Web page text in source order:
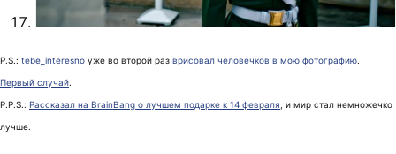
P.S.: tebe_interesno уже во второй раз врисовал человечков в мою фотографию.
Первый случай.
P.P.S.: Рассказал на BrainBang о лучшем подарке к 14 февраля , и мир стал немножечко
лучше.